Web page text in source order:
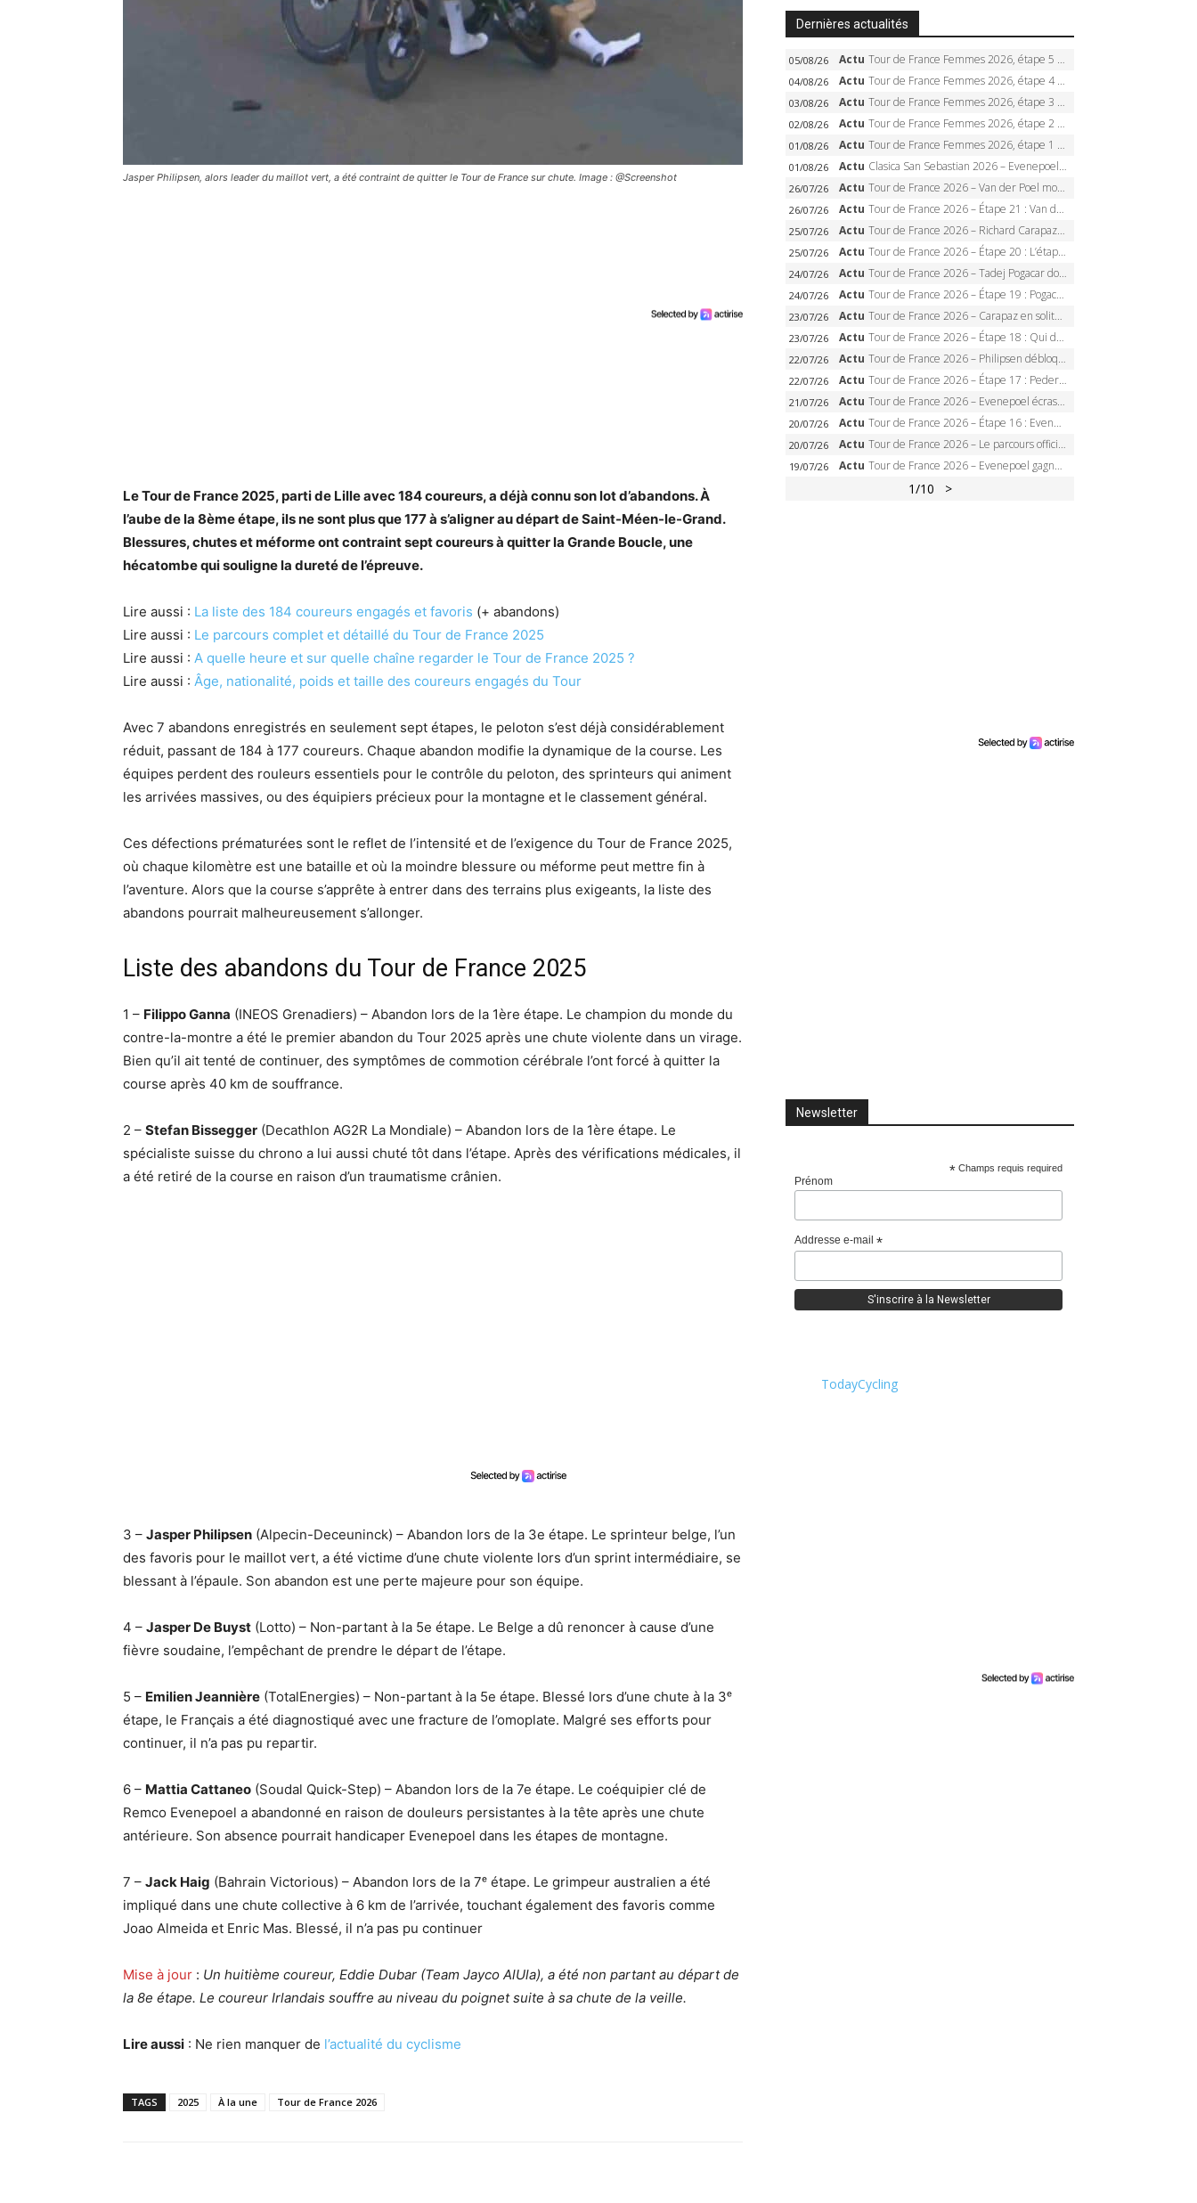
Jasper Philipsen, alors leader du maillot vert, a été contraint de quitter le Tour de France sur chute. Image : @Screenshot
Le Tour de France 2025, parti de Lille avec 184 coureurs, a déjà connu son lot d’abandons. À
l’aube de la 8ème étape, ils ne sont plus que 177 à s’aligner au départ de Saint-Méen-le-Grand.
Blessures, chutes et méforme ont contraint sept coureurs à quitter la Grande Boucle, une
hécatombe qui souligne la dureté de l’épreuve.
Lire aussi : La liste des 184 coureurs engagés et favoris (+ abandons)
Lire aussi : Le parcours complet et détaillé du Tour de France 2025
Lire aussi : A quelle heure et sur quelle chaîne regarder le Tour de France 2025 ?
Lire aussi : Âge, nationalité, poids et taille des coureurs engagés du Tour
Avec 7 abandons enregistrés en seulement sept étapes, le peloton s’est déjà considérablement
réduit, passant de 184 à 177 coureurs. Chaque abandon modifie la dynamique de la course. Les
équipes perdent des rouleurs essentiels pour le contrôle du peloton, des sprinteurs qui animent
les arrivées massives, ou des équipiers précieux pour la montagne et le classement général.
Ces défections prématurées sont le reflet de l’intensité et de l’exigence du Tour de France 2025,
où chaque kilomètre est une bataille et où la moindre blessure ou méforme peut mettre fin à
l’aventure. Alors que la course s’apprête à entrer dans des terrains plus exigeants, la liste des
abandons pourrait malheureusement s’allonger.
Liste des abandons du Tour de France 2025
1 – Filippo Ganna (INEOS Grenadiers) – Abandon lors de la 1ère étape. Le champion du monde du
contre-la-montre a été le premier abandon du Tour 2025 après une chute violente dans un virage.
Bien qu’il ait tenté de continuer, des symptômes de commotion cérébrale l’ont forcé à quitter la
course après 40 km de souffrance.
2 – Stefan Bissegger (Decathlon AG2R La Mondiale) – Abandon lors de la 1ère étape. Le
spécialiste suisse du chrono a lui aussi chuté tôt dans l’étape. Après des vérifications médicales, il
a été retiré de la course en raison d’un traumatisme crânien.
3 – Jasper Philipsen (Alpecin-Deceuninck) – Abandon lors de la 3e étape. Le sprinteur belge, l’un
des favoris pour le maillot vert, a été victime d’une chute violente lors d’un sprint intermédiaire, se
blessant à l’épaule. Son abandon est une perte majeure pour son équipe.
4 – Jasper De Buyst (Lotto) – Non-partant à la 5e étape. Le Belge a dû renoncer à cause d’une
fièvre soudaine, l’empêchant de prendre le départ de l’étape.
5 – Emilien Jeannière (TotalEnergies) – Non-partant à la 5e étape. Blessé lors d’une chute à la 3ᵉ
étape, le Français a été diagnostiqué avec une fracture de l’omoplate. Malgré ses efforts pour
continuer, il n’a pas pu repartir.
6 – Mattia Cattaneo (Soudal Quick-Step) – Abandon lors de la 7e étape. Le coéquipier clé de
Remco Evenepoel a abandonné en raison de douleurs persistantes à la tête après une chute
antérieure. Son absence pourrait handicaper Evenepoel dans les étapes de montagne.
7 – Jack Haig (Bahrain Victorious) – Abandon lors de la 7ᵉ étape. Le grimpeur australien a été
impliqué dans une chute collective à 6 km de l’arrivée, touchant également des favoris comme
Joao Almeida et Enric Mas. Blessé, il n’a pas pu continuer
Mise à jour : Un huitième coureur, Eddie Dubar (Team Jayco AlUla), a été non partant au départ de
la 8e étape. Le coureur Irlandais souffre au niveau du poignet suite à sa chute de la veille.
Lire aussi : Ne rien manquer de l’actualité du cyclisme
TAGS 2025 À la une Tour de France 2026
Dernières actualités
05/08/26 Actu Tour de France Femmes 2026, étape 5 – Demi Vollering gagne à Belleville, Reusser en jaune, Ferrand-Prévot coule
04/08/26 Actu Tour de France Femmes 2026, étape 4 – Marlen Reusser écrase le chrono, Ferrand-Prévot en crise
03/08/26 Actu Tour de France Femmes 2026, étape 3 – Sigrid Haugset en solitaire, 88 km d’échappée, maillot jaune
02/08/26 Actu Tour de France Femmes 2026, étape 2 – Lorena Wiebes doublé à Genève, Markus héroïque, 7e record
01/08/26 Actu Tour de France Femmes 2026, étape 1 – Lorena Wiebes intouchable à Lausanne, premier maillot jaune
01/08/26 Actu Clasica San Sebastian 2026 – Evenepoel recordman, 4e victoire, Carapaz battu au sprint
26/07/26 Actu Tour de France 2026 – Van der Poel monumental à Paris, Pogacar égale le record des cinq sacres
26/07/26 Actu Tour de France 2026 – Étape 21 : Van der Poel, Pogacar, qui succédera à Wout van Aert sur les Champs-Elysées ?
25/07/26 Actu Tour de France 2026 – Richard Carapaz roi des Alpes, doublé et maillot à pois, Seixas perd le podium
25/07/26 Actu Tour de France 2026 – Étape 20 : L’étape reine, Galibier, Sarenne, Alpe d’Huez, qui succédera à Pogacar ?
24/07/26 Actu Tour de France 2026 – Tadej Pogacar dompte l’Alpe d’Huez, 5e victoire, record de Pantani pulvérisé
24/07/26 Actu Tour de France 2026 – Étape 19 : Pogacar peut-il enfin dompter l’Alpe d’Huez ?
23/07/26 Actu Tour de France 2026 – Carapaz en solitaire à Orcières-Merlette, Paret-Peintre à un point du maillot à pois
23/07/26 Actu Tour de France 2026 – Étape 18 : Qui domptera Orcières-Merlette, première marche vers l’Alpe d’Huez ?
22/07/26 Actu Tour de France 2026 – Philipsen débloque son compteur à Voiron, Pedersen en danger pour le maillot vert
22/07/26 Actu Tour de France 2026 – Étape 17 : Pedersen peut-il verrouiller le maillot vert à Voiron ?
21/07/26 Actu Tour de France 2026 – Evenepoel écrase le chrono d’Évian, Seixas 4e, Lipowitz abandonne
20/07/26 Actu Tour de France 2026 – Étape 16 : Evenepoel, Pogacar, Ganna… qui domptera le chrono d’Évian pour redessiner le podium ?
20/07/26 Actu Tour de France 2026 – Le parcours officiel complet : 21 étapes, profils, carte et dates
19/07/26 Actu Tour de France 2026 – Evenepoel gagne à Solaison, Vingegaard abandonne, Pogacar toujours en jaune
1/10 >
Newsletter
* Champs requis required
Prénom
Addresse e-mail *
TodayCycling